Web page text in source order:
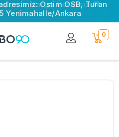
Ostim OSB, Turan
Yenimahalle/Ankara
0